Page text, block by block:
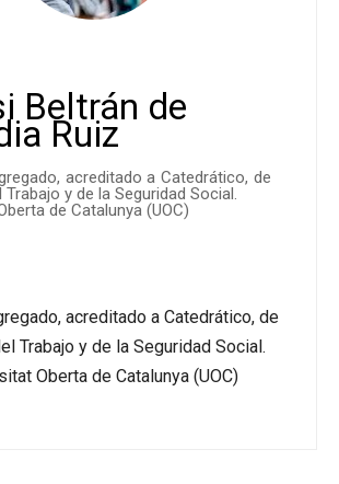
Beltrán de
Ruiz
acreditado a Catedrático, de
Trabajo y de la Seguridad Social.
de Catalunya (UOC)
acreditado a Catedrático, de
Trabajo y de la Seguridad Social.
Oberta de Catalunya (UOC)